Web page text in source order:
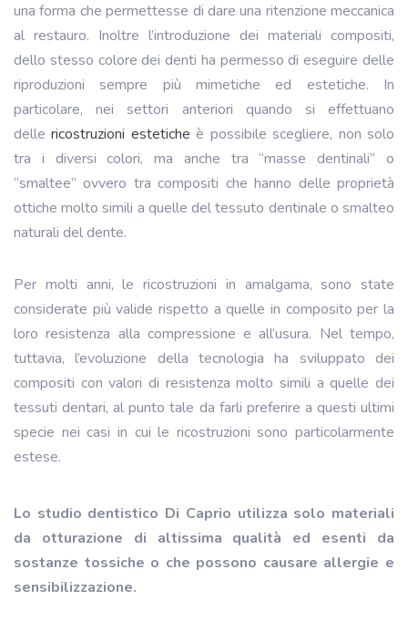
una forma che permettesse di dare una ritenzione meccanica
al restauro. Inoltre l’introduzione dei materiali compositi,
dello stesso colore dei denti ha permesso di eseguire delle
riproduzioni sempre più mimetiche ed estetiche. In
particolare, nei settori anteriori quando si effettuano
dellericostruzioni esteticheè possibile scegliere, non solo
tra i diversi colori, ma anche tra “masse dentinali” o
“smaltee” ovvero tra compositi che hanno delle proprietà
ottiche molto simili a quelle del tessuto dentinale o smalteo
naturali del dente.
Per molti anni, le ricostruzioni in amalgama, sono state
considerate più valide rispetto a quelle in composito per la
loro resistenza alla compressione e all’usura. Nel tempo,
tuttavia, l’evoluzione della tecnologia ha sviluppato dei
compositi con valori di resistenza molto simili a quelle dei
tessuti dentari, al punto tale da farli preferire a questi ultimi
specie nei casi in cui le ricostruzioni sono particolarmente
estese.
Lo studio dentistico Di Caprio utilizza solo materiali
da otturazione di altissima qualità ed esenti da
sostanze tossiche o che possono causare allergie e
sensibilizzazione.